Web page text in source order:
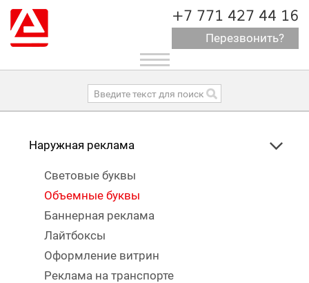
+7 771 427 44 16
Перезвонить?
Toggle
navigation
Наружная реклама
Световые буквы
Объемные буквы
Баннерная реклама
Лайтбоксы
Оформление витрин
Реклама на транспорте